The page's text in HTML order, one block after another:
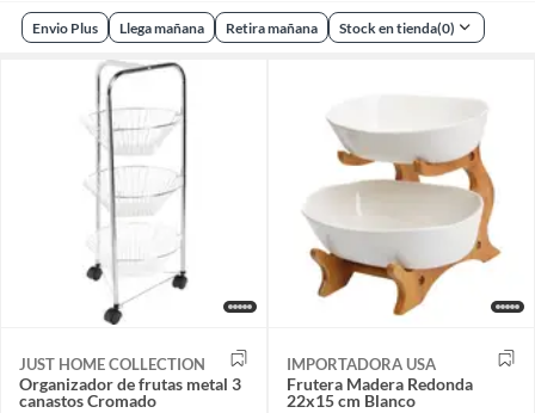
Envio Plus Llega mañana Retira mañana Stock en tienda(0)
JUST HOME COLLECTION
Organizador de frutas metal 3
canastos Cromado
IMPORTADORA USA
Frutera Madera Redonda
22x15 cm Blanco